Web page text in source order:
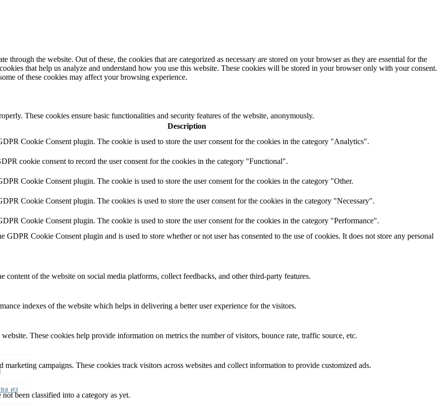
из
the website. Out of these, the cookies that are categorized as necessary are stored on your browser as they are essential for the
that help us analyze and understand how you use this website. These cookies will be stored in your browser only with your consent.
of these cookies may affect your browsing experience.
These cookies ensure basic functionalities and security features of the website, anonymously.
Description
Cookie Consent plugin. The cookie is used to store the user consent for the cookies in the category "Analytics".
cookie consent to record the user consent for the cookies in the category "Functional".
Cookie Consent plugin. The cookie is used to store the user consent for the cookies in the category "Other.
Cookie Consent plugin. The cookies is used to store the user consent for the cookies in the category "Necessary".
Cookie Consent plugin. The cookie is used to store the user consent for the cookies in the category "Performance".
GDPR Cookie Consent plugin and is used to store whether or not user has consented to the use of cookies. It does not store any personal
of the website on social media platforms, collect feedbacks, and other third-party features.
indexes of the website which helps in delivering a better user experience for the visitors.
These cookies help provide information on metrics the number of visitors, bounce rate, traffic source, etc.
campaigns. These cookies track visitors across websites and collect information to provide customized ads.
been classified into a category as yet.